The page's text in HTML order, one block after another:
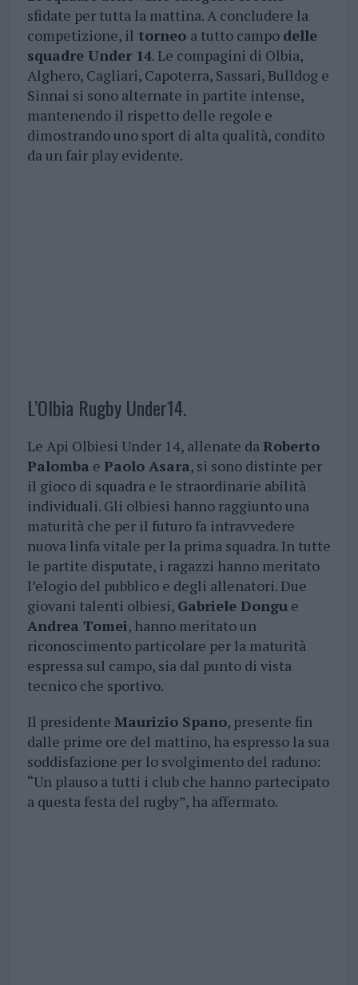
sfidate per tutta la mattina. A concludere la
competizione, il torneo a tutto campo delle
squadre Under 14. Le compagini di Olbia,
Alghero, Cagliari, Capoterra, Sassari, Bulldog e
Sinnai si sono alternate in partite intense,
mantenendo il rispetto delle regole e
dimostrando uno sport di alta qualità, condito
da un fair play evidente.
L’Olbia Rugby Under14.
Le Api Olbiesi Under 14, allenate daRoberto
Palomba e Paolo Asara, si sono distinte per
il gioco di squadra e le straordinarie abilità
individuali. Gli olbiesi hanno raggiunto una
maturità che per il futuro fa intravvedere
nuova linfa vitale per la prima squadra. In tutte
le partite disputate, i ragazzi hanno meritato
l’elogio del pubblico e degli allenatori. Due
giovani talenti olbiesi, Gabriele Dongue
Andrea Tomei, hanno meritato un
riconoscimento particolare per la maturità
espressa sul campo, sia dal punto di vista
tecnico che sportivo.
Il presidente Maurizio Spano, presente fin
dalle prime ore del mattino, ha espresso la sua
soddisfazione per lo svolgimento del raduno:
“Un plauso a tutti i club che hanno partecipato
a questa festa del rugby”, ha affermato.